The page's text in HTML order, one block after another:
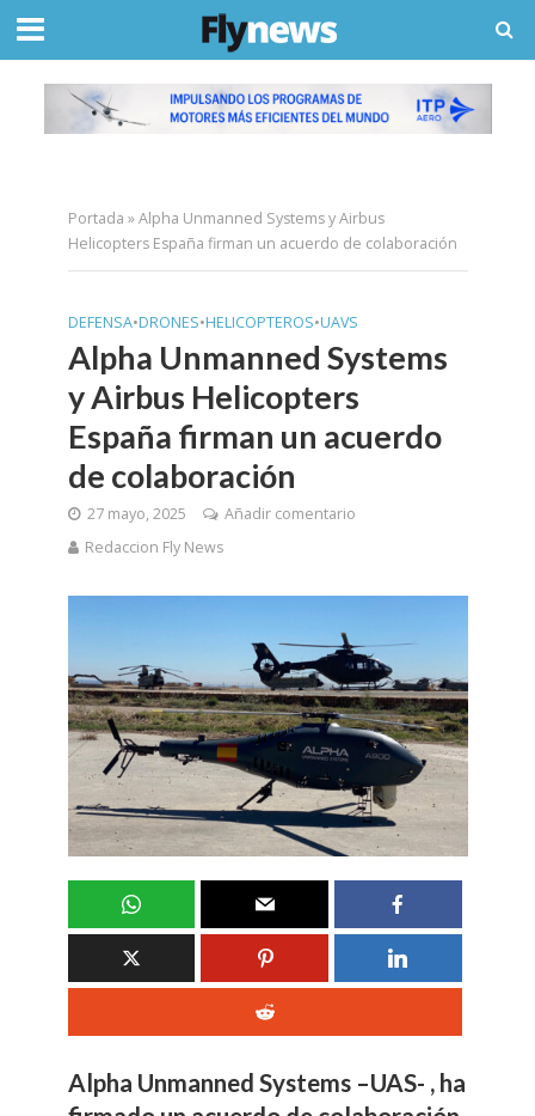
Portada »Alpha Unmanned Systems y Airbus
Helicopters España firman un acuerdo de colaboración
DEFENSA•DRONES•HELICOPTEROS•UAVS
Alpha Unmanned Systems
y Airbus Helicopters
España firman un acuerdo
de colaboración
27 mayo, 2025
Añadir comentario
Redaccion Fly News
Alpha Unmanned Systems –UAS- , ha